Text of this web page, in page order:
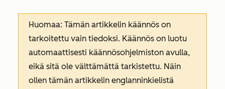
Huomaa: Tämän artikkelin käännös on
tarkoitettu vain tiedoksi. Käännös on luotu
automaattisesti käännösohjelmiston avulla,
eikä sitä ole välttämättä tarkistettu. Näin
ollen tämän artikkelin englanninkielistä